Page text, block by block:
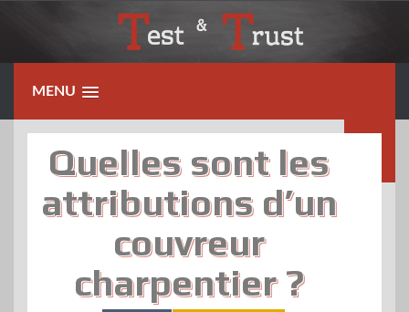
MENU
Quelles sont les
attributions d’un
couvreur
charpentier ?